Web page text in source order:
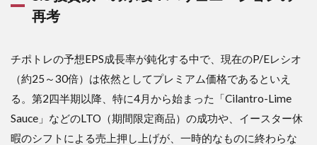
再考
チポトレの予想EPS成長率が鈍化する中で、現在のP/Eレシオ
（約25～30倍）は依然としてプレミアム価格であるといえ
る。第2四半期以降、特に4月から始まった「Cilantro-Lime
Sauce」などのLTO（期間限定商品）の成功や、イースター休
暇のシフトによる売上押し上げが、一時的なものに終わらな